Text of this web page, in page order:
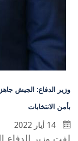
وزير الدفاع: الجيش
بأمن الانتخابات
لفت وزير